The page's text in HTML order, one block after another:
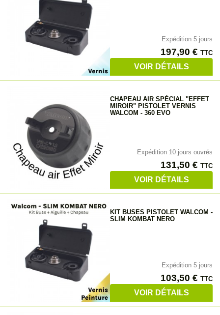
Expédition 5 jours
Prix
197,90 € TTC
VOIR DÉTAILS
CHAPEAU AIR SPÉCIAL "EFFET
MIROIR" PISTOLET VERNIS
WALCOM - 360 EVO
Expédition 10 jours ouvrés
Prix
131,50 € TTC
VOIR DÉTAILS
KIT BUSES PISTOLET WALCOM -
SLIM KOMBAT NERO
Expédition 5 jours
Prix
103,50 € TTC
VOIR DÉTAILS